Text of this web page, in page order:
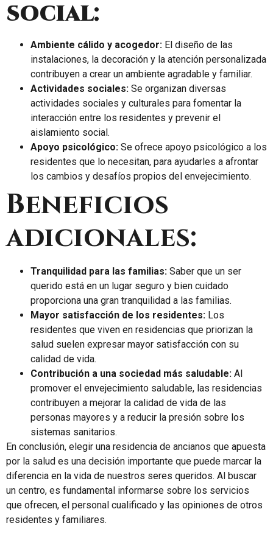
social:
Ambiente cálido y acogedor: El diseño de las
instalaciones, la decoración y la atención personalizada
contribuyen a crear un ambiente agradable y familiar.
Actividades sociales: Se organizan diversas
actividades sociales y culturales para fomentar la
interacción entre los residentes y prevenir el
aislamiento social.
Apoyo psicológico: Se ofrece apoyo psicológico a los
residentes que lo necesitan, para ayudarles a afrontar
los cambios y desafíos propios del envejecimiento.
Beneficios
adicionales:
Tranquilidad para las familias: Saber que un ser
querido está en un lugar seguro y bien cuidado
proporciona una gran tranquilidad a las familias.
Mayor satisfacción de los residentes: Los
residentes que viven en residencias que priorizan la
salud suelen expresar mayor satisfacción con su
calidad de vida.
Contribución a una sociedad más saludable: Al
promover el envejecimiento saludable, las residencias
contribuyen a mejorar la calidad de vida de las
personas mayores y a reducir la presión sobre los
sistemas sanitarios.
En conclusión, elegir una residencia de ancianos que apuesta
por la salud es una decisión importante que puede marcar la
diferencia en la vida de nuestros seres queridos. Al buscar
un centro, es fundamental informarse sobre los servicios
que ofrecen, el personal cualificado y las opiniones de otros
residentes y familiares.